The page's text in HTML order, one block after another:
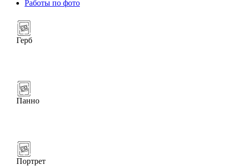
Работы по фото
Герб
Панно
Портрет